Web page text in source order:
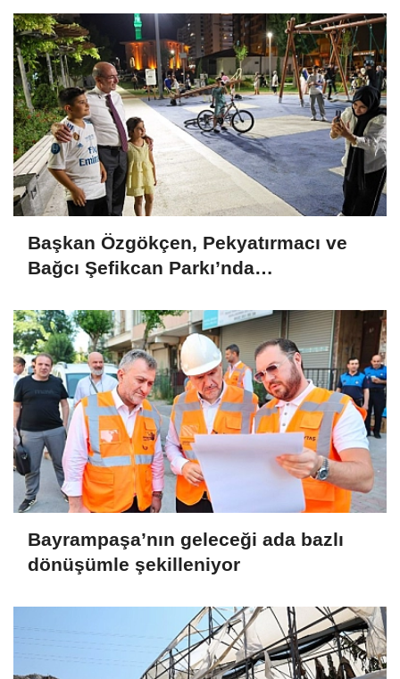
Başkan Özgökçen, Pekyatırmacı ve
Bağcı Şefikcan Parkı’nda
Bayrampaşa’nın geleceği ada bazlı
dönüşümle şekilleniyor